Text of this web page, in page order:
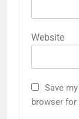
Website
Save
browser